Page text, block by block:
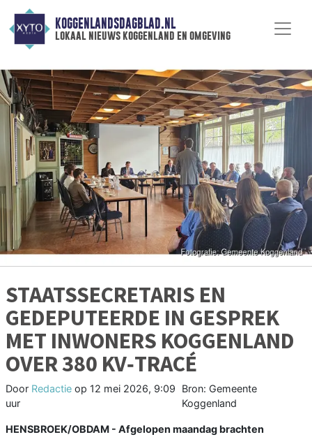
KOGGENLANDSDAGBLAD.NL
lokaal nieuws koggenland en omgeving
STAATSSECRETARIS EN
GEDEPUTEERDE IN GESPREK
MET INWONERS KOGGENLAND
OVER 380 KV‑TRACÉ
Door Redactie op 12 mei 2026, 9:09
uur
Bron: Gemeente
Koggenland
HENSBROEK/OBDAM - Afgelopen maandag brachten